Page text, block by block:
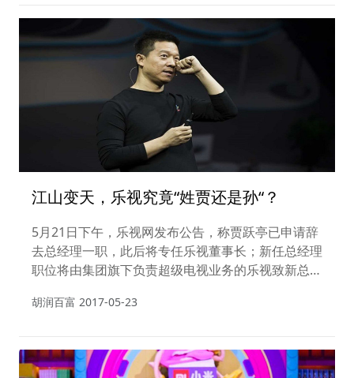
江山变天，乐视究竟“姓贾还是孙“？
5月21日下午，乐视网发布公告，称贾跃亭已申请辞
去总经理一职，此后将专任乐视董事长；新任总经理
职位将由集团旗下负责超级电视业务的乐视致新总裁
张巍担任。。随着乐视网高管层面的变动，加之孙宏
竟如何？
胡润百富 2017-05-23